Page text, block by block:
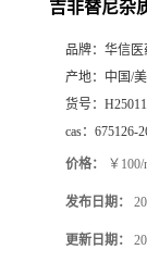
誉
吉非替尼杂
品牌： 华信医
产地： 中国/
货号：
cas： 675126-
价格： ￥100/
发布日期：
更新日期：